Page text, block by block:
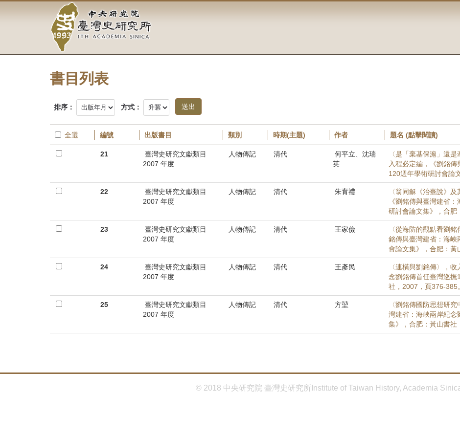
容
中
央
研
究
院-
臺
灣
史
研
究
首
書目列表
排序： 方式：
全選 編號 出版書目 類別 時期(主題) 作者 題名 (點擊閱讀)
21
臺灣史研究文獻類目
2007 年度
人物傳記 清代
何平立、沈瑞
英
〈是「棄基保滬」還
入程必定編，《劉銘
120週年學術研討會論
22
臺灣史研究文獻類目
2007 年度
人物傳記 清代 朱育禮
〈翁同龢《治臺說》
《劉銘傳與臺灣建省
研討會論文集》，合肥
23
臺灣史研究文獻類目
2007 年度
人物傳記 清代 王家儉
〈從海防的觀點看劉
銘傳與臺灣建省：海峽
會論文集》，合肥：黃
24
臺灣史研究文獻類目
2007 年度
人物傳記 清代 王彥民
〈連橫與劉銘傳〉，
念劉銘傳首任臺灣巡撫
社，2007，頁376-385。
25
臺灣史研究文獻類目
2007 年度
人物傳記 清代 方堃
〈劉銘傳國防思想研
灣建省：海峽兩岸紀念
集》，合肥：黃山書社
© 2018 中央研究院 臺灣史研究所Institute of Taiwan History, Academia